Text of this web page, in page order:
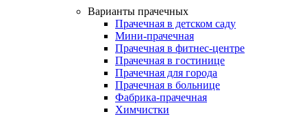
Варианты прачечных
Прачечная в детском саду
Мини-прачечная
Прачечная в фитнес-центре
Прачечная в гостинице
Прачечная для города
Прачечная в больнице
Фабрика-прачечная
Химчистки